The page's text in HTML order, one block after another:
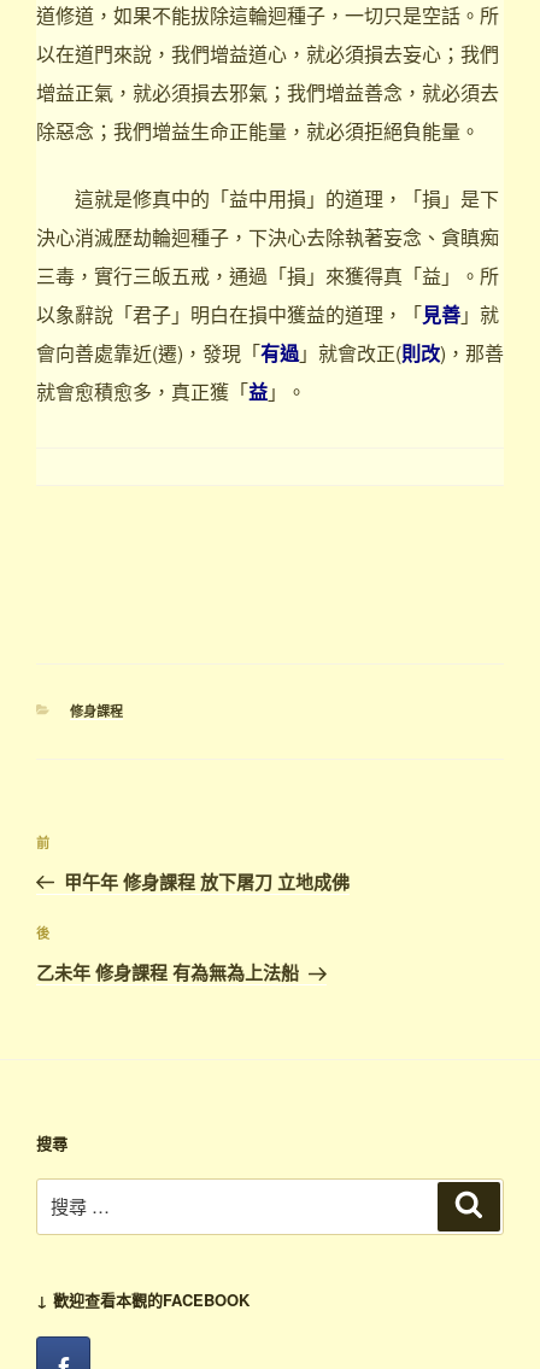
道修道，如果不能拔除這輪迴種子，一切只是空話。所
以在道門來說，我們增益道心，就必須損去妄心；我們
增益正氣，就必須損去邪氣；我們增益善念，就必須去
除惡念；我們增益生命正能量，就必須拒絕負能量。
這就是修真中的「益中用損」的道理，「損」是下
決心消滅歷劫輪迴種子，下決心去除執著妄念、貪瞋痴
三毒，實行三皈五戒，通過「損」來獲得真「益」。所
以象辭說「君子」明白在損中獲益的道理，「見善」就
會向善處靠近(遷)，發現「有過」就會改正(則改)，那善
就會愈積愈多，真正獲「益」。
分
修身課程
文
導
覽
上
一
篇
文
章
前
甲午年 修身課程 放下屠刀 立地成佛
下
篇
文
後
乙未年 修身課程 有為無為上法船
搜尋
尋：
↓ 歡迎查看本觀的FACEBOOK